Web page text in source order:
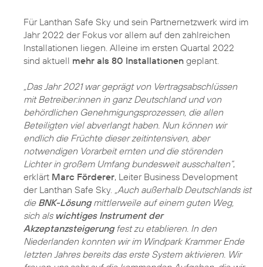
Für Lanthan Safe Sky und sein Partnernetzwerk wird im
Jahr 2022 der Fokus vor allem auf den zahlreichen
Installationen liegen. Alleine im ersten Quartal 2022
sind aktuell mehr als 80 Installationen geplant.
„Das Jahr 2021 war geprägt von Vertragsabschlüssen
mit Betreiber:innen in ganz Deutschland und von
behördlichen Genehmigungsprozessen, die allen
Beteiligten viel abverlangt haben. Nun können wir
endlich die Früchte dieser zeitintensiven, aber
notwendigen Vorarbeit ernten und die störenden
Lichter in großem Umfang bundesweit ausschalten“,
erklärt Marc Förderer, Leiter Business Development
der Lanthan Safe Sky. „Auch außerhalb Deutschlands ist
die BNK-Lösungmittlerweile auf einem guten Weg,
sich als wichtiges Instrument der
Akzeptanzsteigerungfest zu etablieren. In den
Niederlanden konnten wir im Windpark Krammer Ende
letzten Jahres bereits das erste System aktivieren. Wir